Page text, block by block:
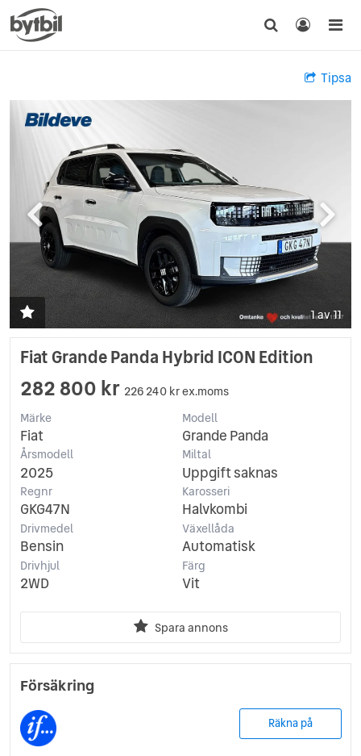
Tipsa
1 av 11
Fiat Grande Panda Hybrid ICON Edition
282 800 kr 226 240 kr ex.moms
Märke
Fiat
Modell
Grande Panda
Årsmodell
2025
Miltal
Uppgift saknas
Regnr
GKG47N
Karosseri
Halvkombi
Drivmedel
Bensin
Växellåda
Automatisk
Drivhjul
2WD
Färg
Vit
Spara annons
Försäkring
Räkna på